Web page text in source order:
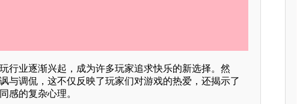
行业逐渐兴起，成为许多玩家追求快乐的新选择。然
与调侃，这不仅反映了玩家们对游戏的热爱，还揭示了
感的复杂心理。